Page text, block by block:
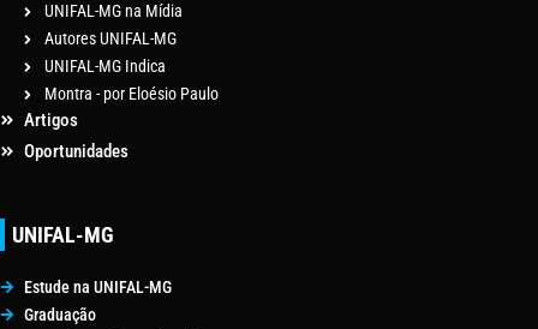
UNIFAL-MG na Mídia
Autores UNIFAL-MG
UNIFAL-MG Indica
Montra - por Eloésio Paulo
Artigos
Oportunidades
UNIFAL-MG
Estude na UNIFAL-MG
Graduação